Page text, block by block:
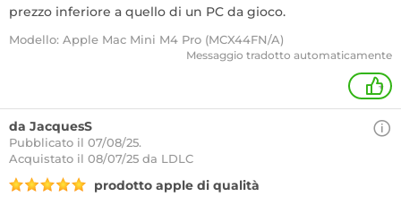
prezzo inferiore a quello di un PC da gioco.
Modello: Apple Mac Mini M4 Pro (MCX44FN/A)
Messaggio tradotto automaticamente
+
da JacquesS
Pubblicato il 07/08/25.
Acquistato il 08/07/25 da LDLC
prodotto apple di qualità